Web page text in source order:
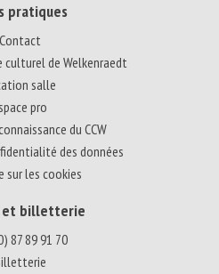
pratiques
Contact
culturel de Welkenraedt
salle
pro
du CCW
des données
sur les cookies
et billetterie
87 89 91 70